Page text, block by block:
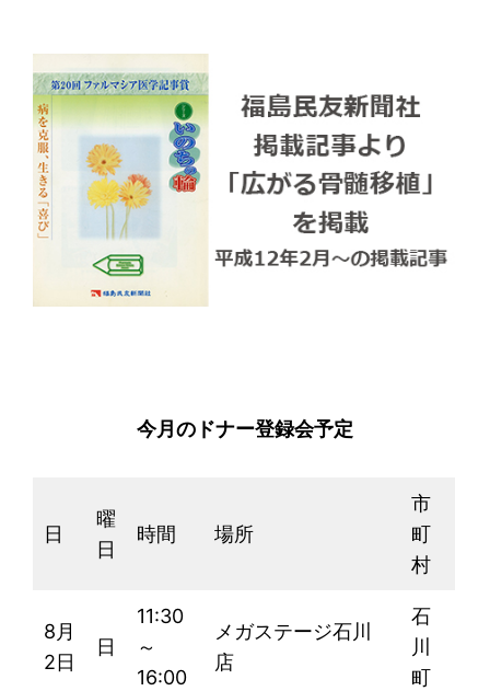
今月のドナー登録会予定
日
曜
日
時間 場所
市
町
村
8月
2日
日
11:30
～
16:00
メガステージ石川
店
石
川
町